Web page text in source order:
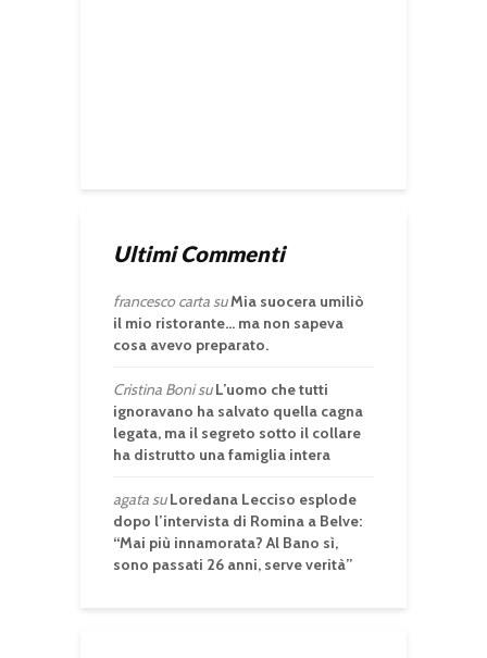
Ultimi Commenti
francesco cartasuMia suocera umiliò
il mio ristorante… ma non sapeva
cosa avevo preparato.
Cristina BonisuL’uomo che tutti
ignoravano ha salvato quella cagna
legata, ma il segreto sotto il collare
ha distrutto una famiglia intera
agatasuLoredana Lecciso esplode
dopo l’intervista di Romina a Belve:
“Mai più innamorata? Al Bano sì,
sono passati 26 anni, serve verità”